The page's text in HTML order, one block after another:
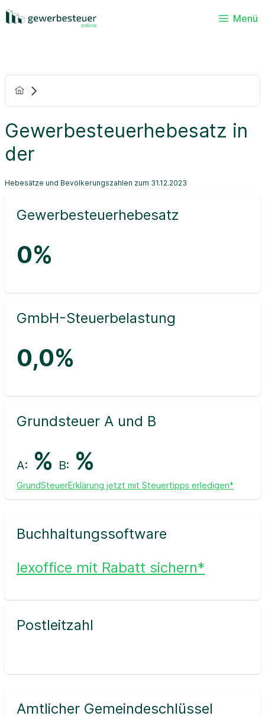
Menü
Gewerbesteuerhebesatz in
der
Hebesätze und Bevölkerungszahlen zum 31.12.2023
Gewerbesteuerhebesatz
0%
GmbH-Steuerbelastung
0,0%
Grundsteuer A und B
A: % B: %
GrundSteuerErklärung jetzt mit Steuertipps erledigen*
Buchhaltungssoftware
lexoffice mit Rabatt sichern*
Postleitzahl
Amtlicher Gemeindeschlüssel